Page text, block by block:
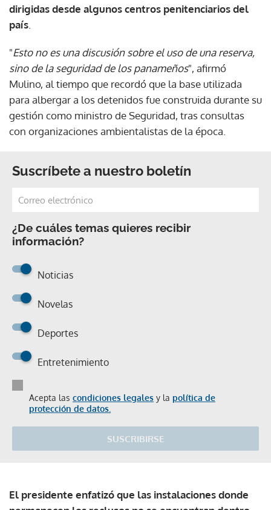
dirigidas desde algunos centros penitenciarios del
país
"Esto no es una discusión sobre el uso de una reserva,
sino de la seguridad de los panameños", afirmó
Mulino, al tiempo que recordó que la base utilizada
para albergar a los detenidos fue construida durante su
gestión como ministro de Seguridad, tras consultas
con organizaciones ambientalistas de la época.
Suscríbete a nuestro boletín
¿De cuáles temas quieres recibir
información?
Noticias
Novelas
Deportes
Entretenimiento
Acepta las condiciones legales y la política de
protección de datos.
SUSCRIBIRSE
El presidente enfatizó que las instalaciones donde